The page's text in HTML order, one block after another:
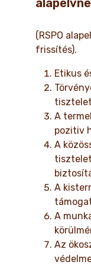
(RSPO
frissítés).
Etikus
A
pozitiv
A
A
A
Az